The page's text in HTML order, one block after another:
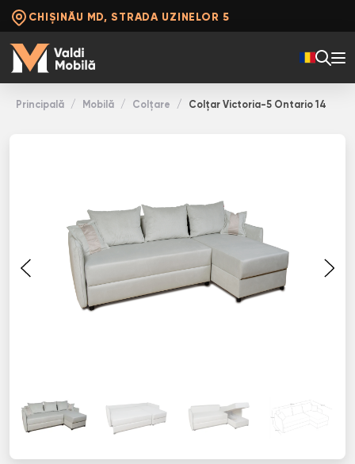
CHIȘINĂU MD, STRADA UZINELOR 5
Principală Mobilă Colţare Colţar Victoria-5 Ontario 14